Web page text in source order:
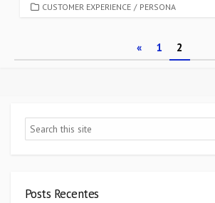
CATEGORIES
CUSTOMER EXPERIENCE / PERSONA
de
« 1 2
Search
Posts Recentes